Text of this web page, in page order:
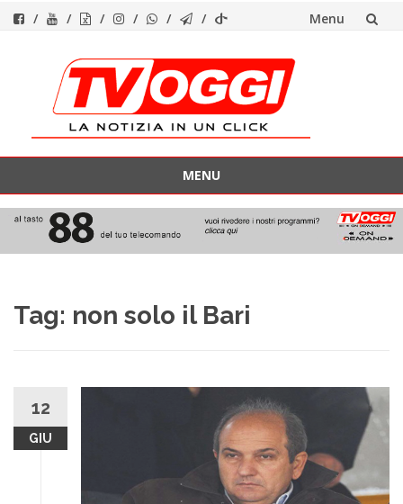
Menu
contenuto
MENU
contenuto
Tag: non solo il Bari
12
GIU